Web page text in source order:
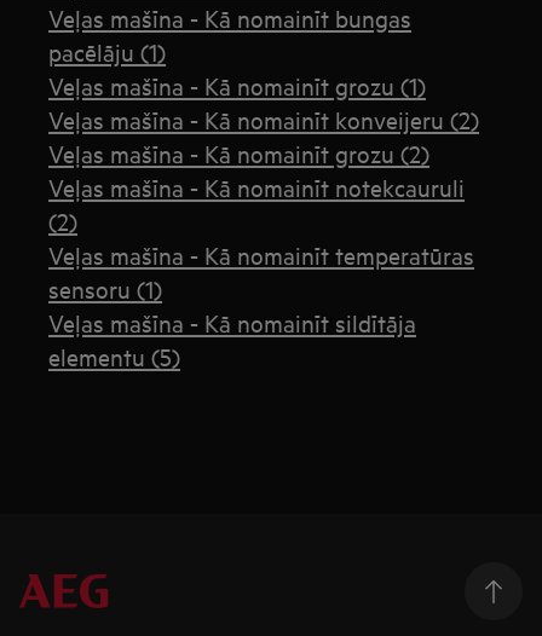
Veļas mašīna - Kā nomainīt bungas
pacēlāju (1)
Veļas mašīna - Kā nomainīt grozu (1)
Veļas mašīna - Kā nomainīt konveijeru (2)
Veļas mašīna - Kā nomainīt grozu (2)
Veļas mašīna - Kā nomainīt notekcauruli
(2)
Veļas mašīna - Kā nomainīt temperatūras
sensoru (1)
Veļas mašīna - Kā nomainīt sildītāja
elementu (5)